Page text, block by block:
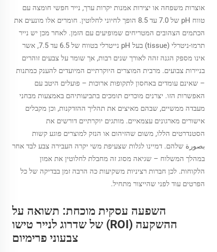
אוצרות משפחה או יצירות אמנות יקרות ערך, נייר חפשי חומצה עם
טווח pH של 7.0 עד 8.5 הופך לחיוני לחלוטין. חומרים אלו מונעים את
הכתמים הצהובים המטריחים שמופיעים עם הזמן. לאחר מכן יש נייר
תרמו-ניטרלי (tissue) בעל pH נייטרלי בטווח של 6.5 עד 7.5, אשר
אינו מספק הגנה זהה לאורך שנים רבות, אך שומר על צבעים זוהרים
בניירות צבועים. מרבית המוצרים היוקרתיים המיועדים להענק כמתנות
– שאינם עומדים באחסון לתקופות ארוכות – פועלים היטב עם
האפשרות הזו. יצרנים מוכרים תומכים בתביעותיהם באמצעות מבחני
מעבדה ממשיים, שבהם מאיצים את תהליך ההזדקנות, וכן מקבלים
אישורים מארגונים עצמאיים. מותגים יוקרתיים דורשים את
הסטנדרטים הללו, משום שהזיהום או הנזק למוצרים פוגע קשות
بصورة שלהם. דמיינו לגלות שצעיפת משי יקרה העבירה צבע לבד אחר
במהלך המשלוח – שגיאה מסוג זה מחבלת לחלוטין את אמון
הלקוחות. לכן חברות רציניות משקיעות כה הרבה זמן בבדיקה של כל
הפרטים עוד לפני שהייצור מתחיל.
השפעה עסקית מוכחת: תשואה על
ההשקעה (ROI) של שדרוג לנייר טישו
צבעוני פרימיום